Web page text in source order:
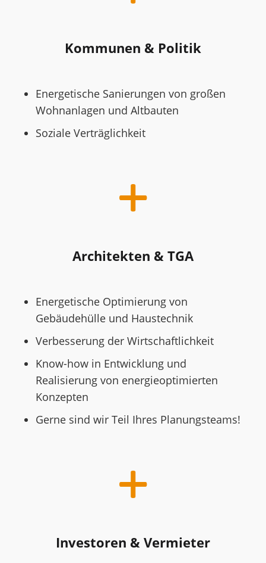
Kommunen & Politik
Energetische Sanierungen von großen
Wohnanlagen und Altbauten
Soziale Verträglichkeit
Architekten & TGA
Energetische Optimierung von
Gebäudehülle und Haustechnik
Verbesserung der Wirtschaftlichkeit
Know-how in Entwicklung und
Realisierung von energieoptimierten
Konzepten
Gerne sind wir Teil Ihres Planungsteams!
Investoren & Vermieter